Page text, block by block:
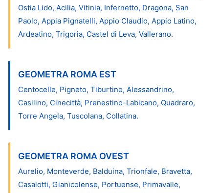
Ostia Lido, Acilia, Vitinia, Infernetto, Dragona, San
Paolo, Appia Pignatelli, Appio Claudio, Appio Latino,
Ardeatino, Trigoria, Castel di Leva, Vallerano.
GEOMETRA ROMA EST
Centocelle, Pigneto, Tiburtino, Alessandrino,
Casilino, Cinecittà, Prenestino-Labicano, Quadraro,
Torre Angela, Tuscolana, Collatina.
GEOMETRA ROMA OVEST
Aurelio, Monteverde, Balduina, Trionfale, Bravetta,
Casalotti, Gianicolense, Portuense, Primavalle,